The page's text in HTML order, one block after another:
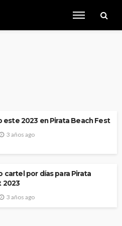
este 2023 en Pirata Beach Fest
3 años ago
cartel por días para Pirata
2023
3 años ago